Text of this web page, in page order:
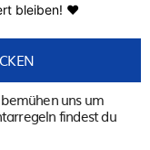
bleiben! ♥
uns um
findest du